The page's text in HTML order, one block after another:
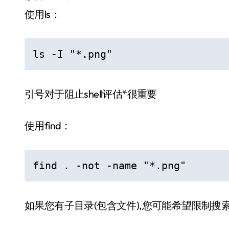
使用ls：
ls -I "*.png"
引号对于阻止shell评估*很重要
使用find：
find . -not -name "*.png"
如果您有子目录(包含文件),您可能希望限制搜